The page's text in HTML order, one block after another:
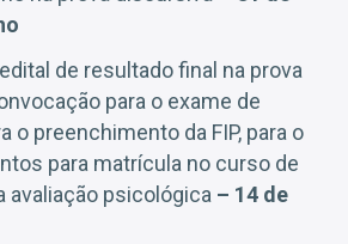
de resultado final na prova
para o exame de
o preenchimento da FIP, para o
para matrícula no curso de
avaliação psicológica – 14 de